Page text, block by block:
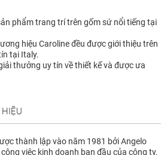
phẩm trang trí trên gốm sứ nổi tiếng tại
hiệu Caroline đều được giới thiệu trên
tại Italy.
thưởng uy tín về thiết kế và được ưa
thành lập vào năm 1981 bởi Angelo
việc kinh doanh ban đầu của công ty,